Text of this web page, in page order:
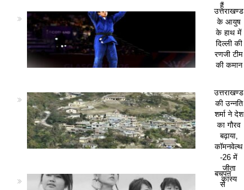
हैं
उत्तराखण्ड
के आयुष
के हाथ में
दिल्ली की
रणजी टीम
की कमान
उत्तराखण्ड
की उन्नति
शर्मा ने देश
का गौरव
बढ़ाया,
कॉमनवेल्थ
-26 में
जीता
कांस्य
बचपन
से